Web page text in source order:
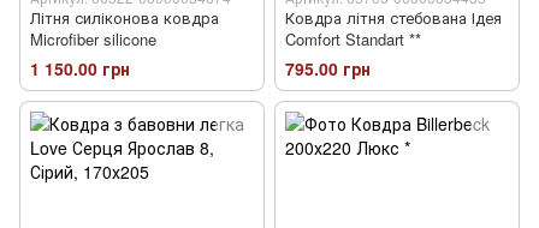
Літня силіконова ковдра
Microfiber silicone
1 150.00 грн
Ковдра літня стебована Ідея
Comfort Standart **
795.00 грн